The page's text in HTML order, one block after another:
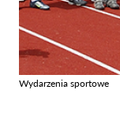
Wydarzenia sportowe